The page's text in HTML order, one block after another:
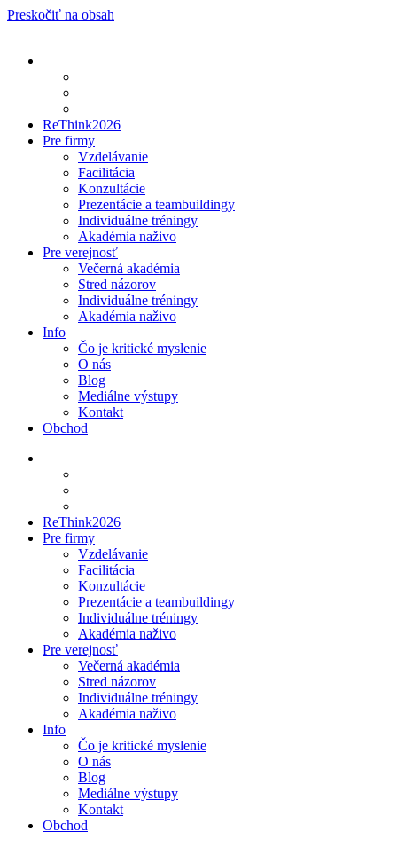
Preskočiť na obsah
ReThink2026
Pre firmy
Vzdelávanie
Facilitácia
Konzultácie
Prezentácie a teambuildingy
Individuálne tréningy
Akadémia naživo
Pre verejnosť
Večerná akadémia
Stred názorov
Individuálne tréningy
Akadémia naživo
Info
Čo je kritické myslenie
O nás
Blog
Mediálne výstupy
Kontakt
Obchod
ReThink2026
Pre firmy
Vzdelávanie
Facilitácia
Konzultácie
Prezentácie a teambuildingy
Individuálne tréningy
Akadémia naživo
Pre verejnosť
Večerná akadémia
Stred názorov
Individuálne tréningy
Akadémia naživo
Info
Čo je kritické myslenie
O nás
Blog
Mediálne výstupy
Kontakt
Obchod